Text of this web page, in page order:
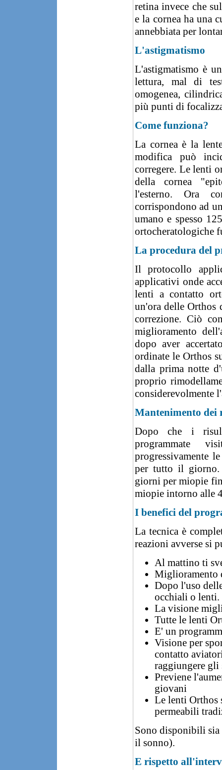
retina invece che
e la cornea ha una
annebbiata per
L'astigmatismo
L'astigmatismo è
lettura, mal di
omogenea,
più punti di
Come funziona?
La cornea è la
modifica può
corregere. Le lenti
della cornea
l'esterno. Ora
corrispondono ad
umano e spesso
ortocheratologiche
La procedura del
Il protocollo
applicativi onde
lenti a contatto
un'ora delle Orthos
correzione. Ciò
miglioramento
dopo aver
ordinate le Orthos
dalla prima notte
proprio
considerevolmente
Mantenimento dei
Dopo che i
programmate
progressivamente
per tutto il giorno.
giorni per miopie
miopie intorno alle
I benefici del
La tecnica è
reazioni avverse si
Al mattino ti
Miglioramento
Dopo l'uso
occhiali o lenti.
La visione
Tutte le lenti
E' un
Visione per
contatto
raggiungere gli
Previene
giovani
Le lenti Orthos
permeabili
Sono disponibili sia
il sonno).
E rispetto